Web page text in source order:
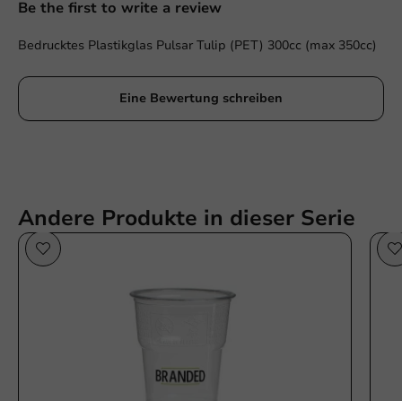
Be the first to write a review
Bedrucktes Plastikglas Pulsar Tulip (PET) 300cc (max 350cc)
Eine Bewertung schreiben
Andere Produkte in dieser Serie